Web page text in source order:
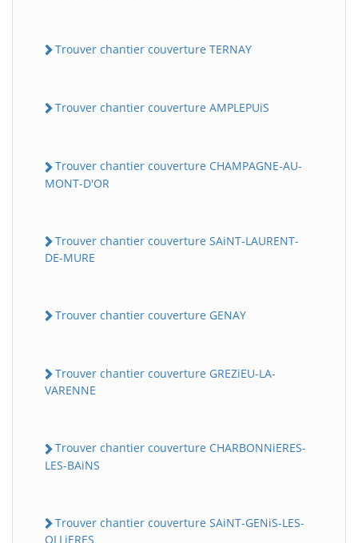
Trouver chantier couverture TERNAY
Trouver chantier couverture AMPLEPUiS
Trouver chantier couverture CHAMPAGNE-AU-
MONT-D'OR
Trouver chantier couverture SAiNT-LAURENT-
DE-MURE
Trouver chantier couverture GENAY
Trouver chantier couverture GREZiEU-LA-
VARENNE
Trouver chantier couverture CHARBONNiERES-
LES-BAiNS
Trouver chantier couverture SAiNT-GENiS-LES-
OLLiERES